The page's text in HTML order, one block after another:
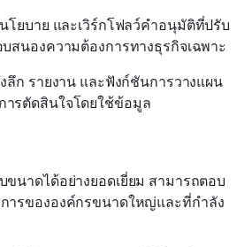
โยบาย และเวิร์กโฟลว์คำอนุมัติที่ปรับ
สนองความต้องการทางธุรกิจเฉพาะ
ลึก รายงาน และฟังก์ชันการวางแผน
ารตัดสินใจโดยใช้ข้อมูล
ขนาดได้อย่างยอดเยี่ยม สามารถตอบ
ารขององค์กรขนาดใหญ่และที่กำลัง